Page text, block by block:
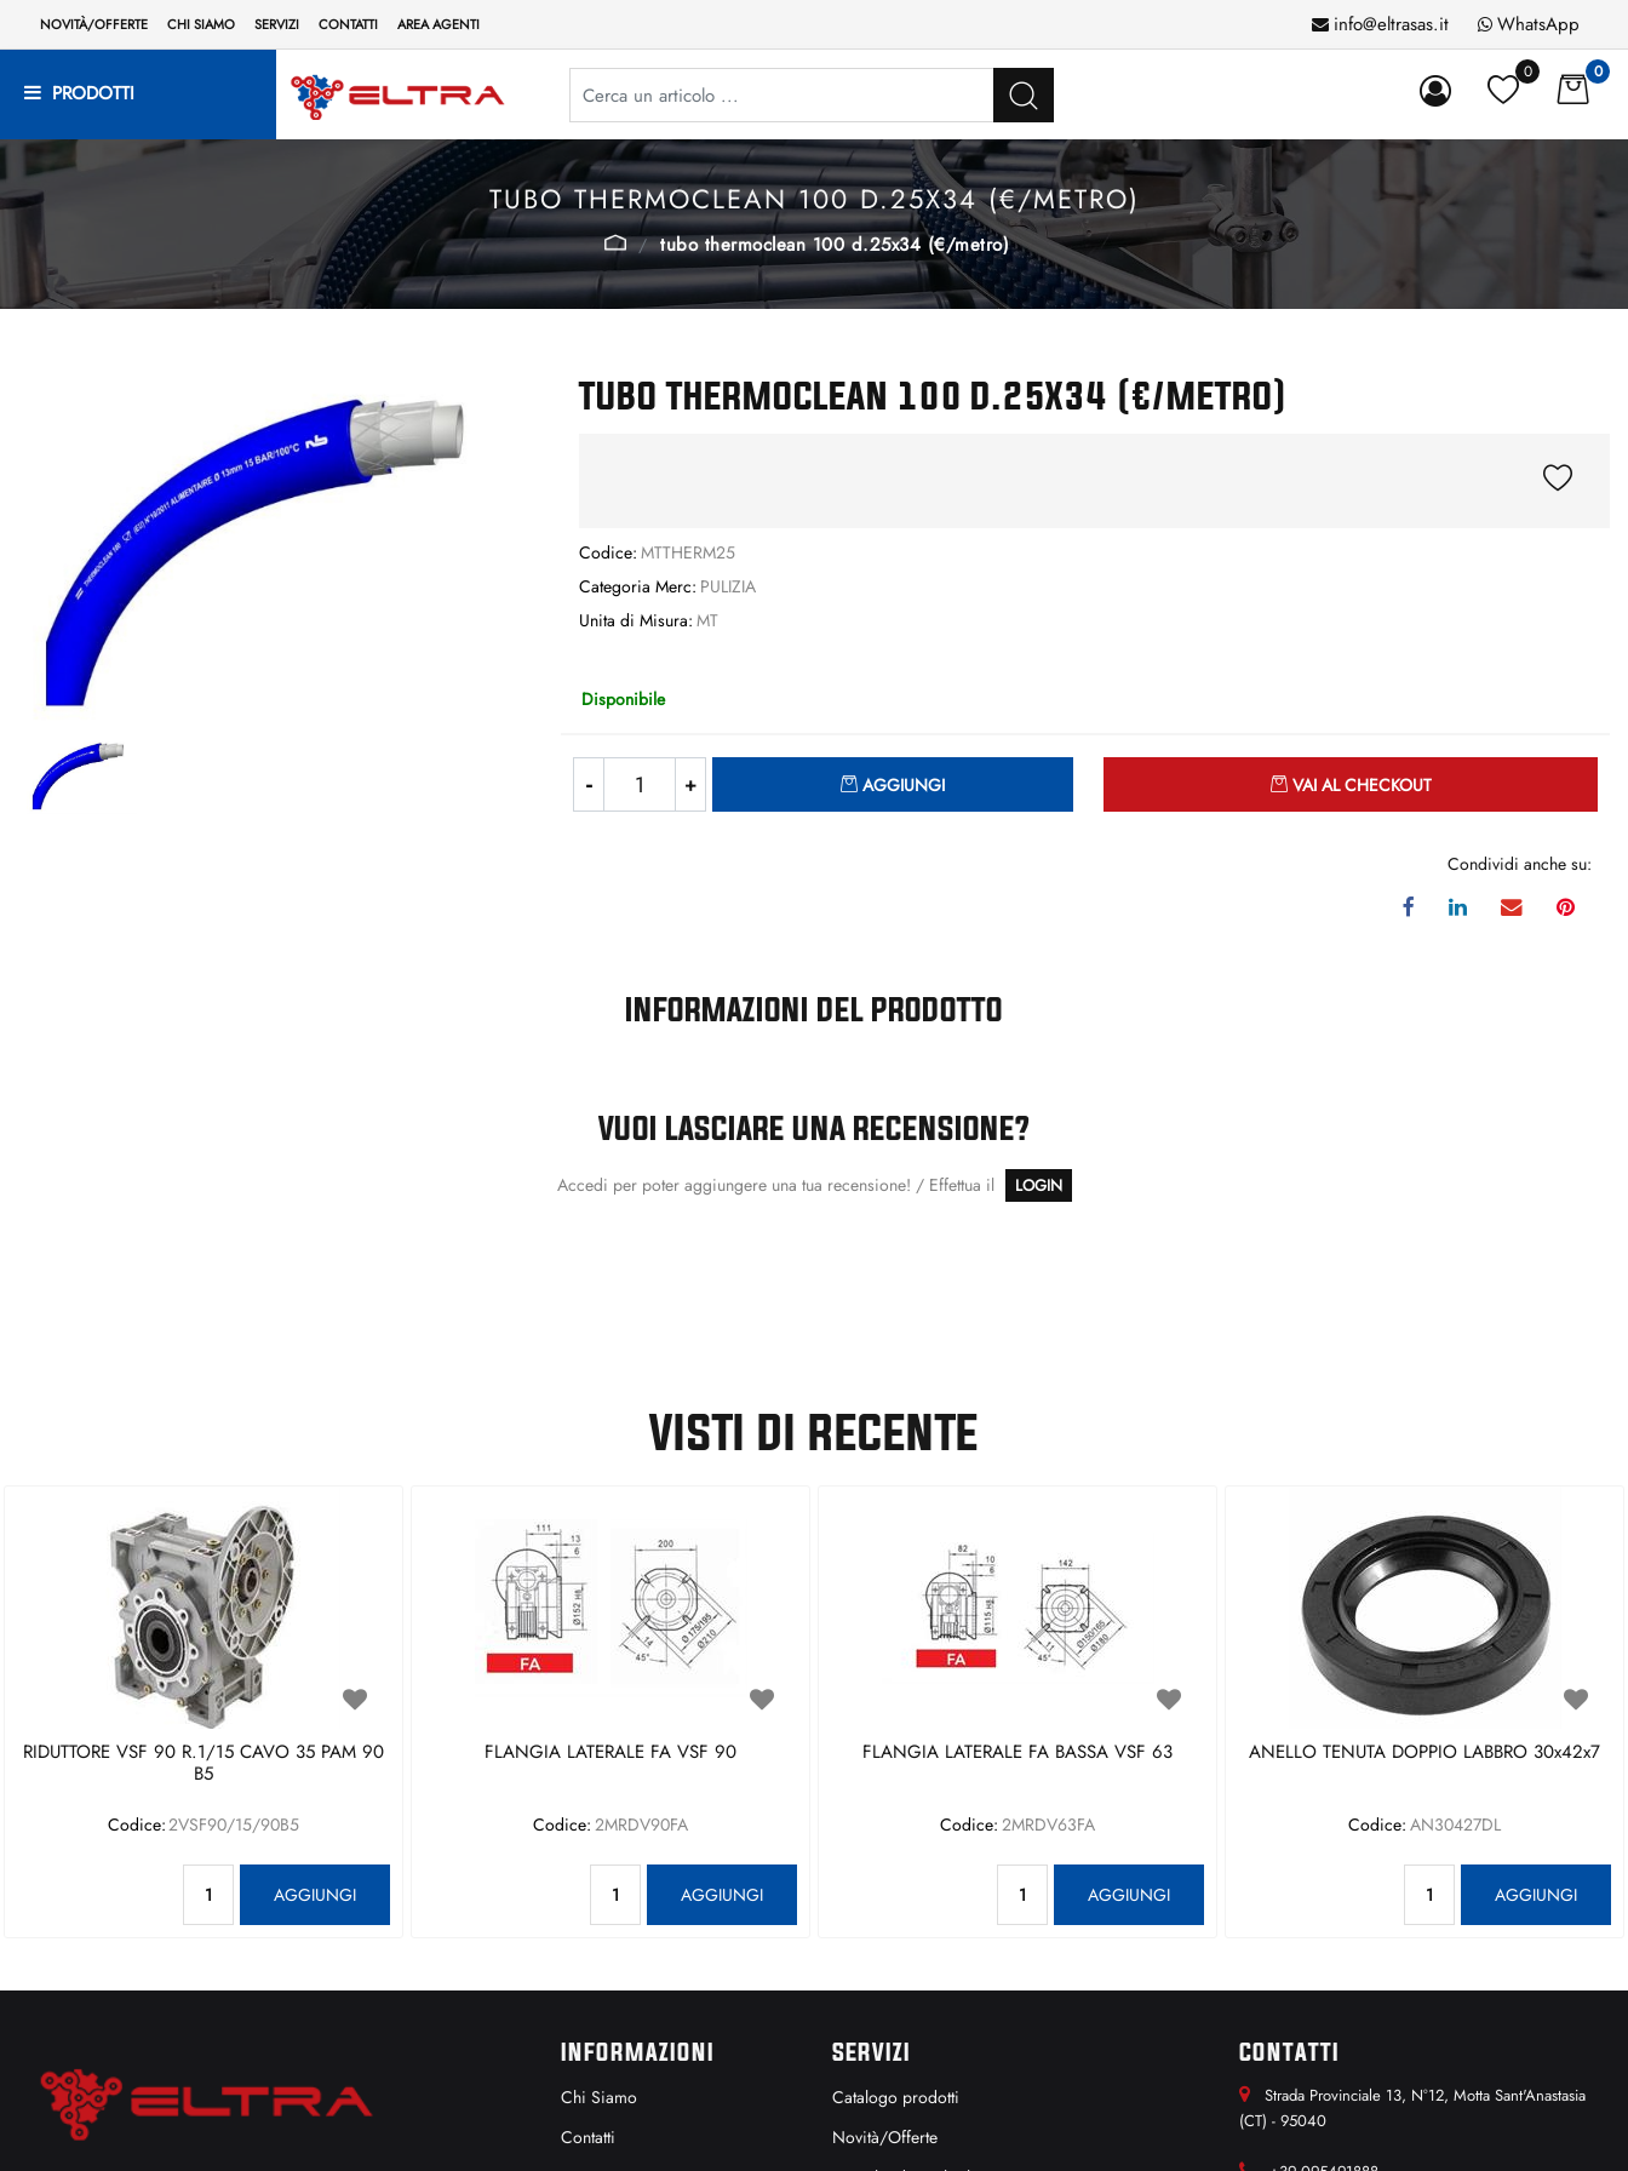
NOVITÀ/OFFERTE CHI SIAMO SERVIZI CONTATTI AREA AGENTI info@eltrasas.it WhatsApp
PRODOTTI
0 0
TUBO THERMOCLEAN 100 D.25X34 (€/METRO)
tubo thermoclean 100 d.25x34 (€/metro)
TUBO THERMOCLEAN 100 D.25X34 (€/METRO)
Codice: MTTHERM25
Categoria Merc: PULIZIA
Unita di Misura: MT
Disponibile
AGGIUNGI VAI AL CHECKOUT
Condividi anche su:
INFORMAZIONI DEL PRODOTTO
VUOI LASCIARE UNA RECENSIONE?
Accedi per poter aggiungere una tua recensione! / Effettua il LOGIN
VISTI DI RECENTE
RIDUTTORE VSF 90 R.1/15 CAVO 35 PAM 90
B5
Codice:2VSF90/15/90B5
AGGIUNGI
FLANGIA LATERALE FA VSF 90
Codice: 2MRDV90FA
AGGIUNGI
FLANGIA LATERALE FA BASSA VSF 63
Codice: 2MRDV63FA
AGGIUNGI
ANELLO TENUTA DOPPIO LABBRO 30x42x7
Codice: AN30427DL
AGGIUNGI
INFORMAZIONI
Chi Siamo
Contatti
SERVIZI
Catalogo prodotti
Novità/Offerte
CONTATTI
Strada Provinciale 13, N°12, Motta Sant'Anastasia
(CT) - 95040